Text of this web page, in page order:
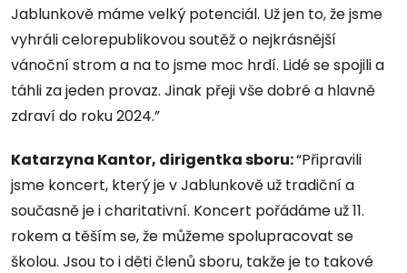
Jablunkově máme velký potenciál. Už jen to, že jsme
vyhráli celorepublikovou soutěž o nejkrásnější
vánoční strom a na to jsme moc hrdí. Lidé se spojili a
táhli za jeden provaz. Jinak přeji vše dobré a hlavně
zdraví do roku 2024.”
Katarzyna Kantor, dirigentka sboru:“Připravili
jsme koncert, který je v Jablunkově už tradiční a
současně je i charitativní. Koncert pořádáme už 11.
rokem a těším se, že můžeme spolupracovat se
školou. Jsou to i děti členů sboru, takže je to takové